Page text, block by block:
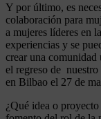
Y por último, es
colaboración para
a mujeres líderes en
experiencias y se
crear una comunidad
el regreso de
en Bilbao el 27 de
¿Qué idea o